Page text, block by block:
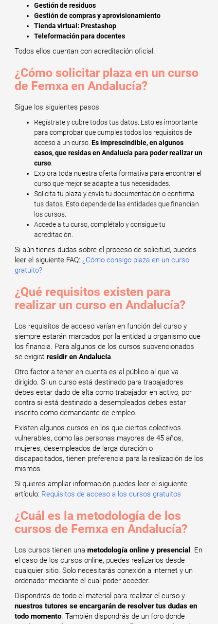
Gestión de residuos
Gestión de compras y aprovisionamiento
Tienda virtual: Prestashop
Teleformación para docentes
Todos ellos cuentan con acreditación oficial.
¿Cómo solicitar plaza en un curso
de Femxa en Andalucía?
Sigue los siguientes pasos:
Regístrate y cubre todos tus datos. Esto es importante
para comprobar que cumples todos los requisitos de
acceso a un curso. Es imprescindible, en algunos
casos, que residas en Andalucía para poder realizar un
curso
Explora toda nuestra oferta formativa para encontrar el
curso que mejor se adapte a tus necesidades.
Solicita tu plaza y envía tu documentación o confirma
tus datos. Esto depende de las entidades que financian
los cursos.
Accede a tu curso, complétalo y consigue tu
acreditación.
Si aún tienes dudas sobre el proceso de solicitud, puedes
leer el siguiente FAQ: ¿Cómo consigo plaza en un curso
gratuito?
¿Qué requisitos existen para
realizar un curso en Andalucía?
Los requisitos de acceso varían en función del curso y
siempre estarán marcados por la entidad u organismo que
los financia. Para algunos de los cursos subvencionados
se exigirá residir en Andalucía.
Otro factor a tener en cuenta es al público al que va
dirigido. Si un curso está destinado para trabajadores
debes estar dado de alta como trabajador en activo, por
contra si está destinado a desempleados debes estar
inscrito como demandante de empleo.
Existen algunos cursos en los que ciertos colectivos
vulnerables, como las personas mayores de 45 años,
mujeres, desempleados de larga duración o
discapacitados, tienen preferencia para la realización de los
mismos.
Si quieres ampliar información puedes leer el siguiente
artículo: Requisitos de acceso a los cursos gratuitos
¿Cuál es la metodología de los
cursos de Femxa en Andalucía?
Los cursos tienen una metodología online y presencial . En
el caso de los cursos online, puedes realizarlos desde
cualquier sitio. Solo necesitarás conexión a internet y un
ordenador mediante el cual poder acceder.
Dispondrás de todo el material para realizar el curso y
nuestros tutores se encargarán de resolver tus dudas en
todo momento. También dispondrás de un foro donde